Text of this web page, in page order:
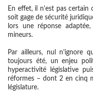
En effet, il n'est pas certain
soit gage de sécurité
lors une réponse
mineurs.
Par ailleurs, nul n’ignore
toujours été, un enjeu
hyperactivité législative
réformes – dont 2 en cinq
législature.